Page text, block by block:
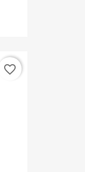
favorite_border